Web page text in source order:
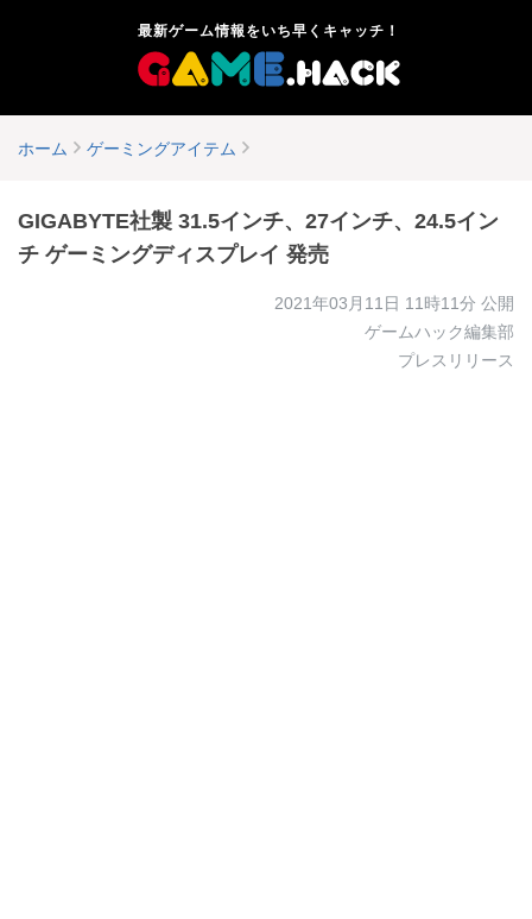
最新ゲーム情報をいち早くキャッチ！
ホーム ゲーミングアイテム
GIGABYTE社製 31.5インチ、27インチ、24.5イン
チ ゲーミングディスプレイ 発売
2021年03月11日 11時11分 公開
ゲームハック編集部
プレスリリース